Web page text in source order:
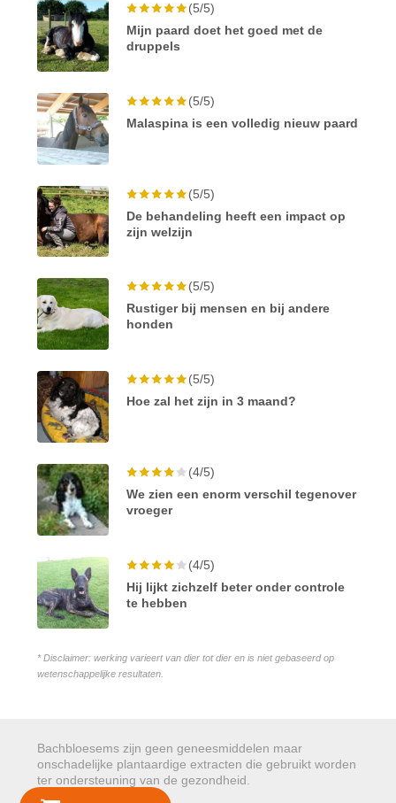
(5/5)
Mijn paard doet het goed met de
druppels
(5/5)
Malaspina is een volledig nieuw paard
(5/5)
De behandeling heeft een impact op
zijn welzijn
(5/5)
Rustiger bij mensen en bij andere
honden
(5/5)
Hoe zal het zijn in 3 maand?
(4/5)
We zien een enorm verschil tegenover
vroeger
(4/5)
Hij lijkt zichzelf beter onder controle
te hebben
* Disclaimer: werking varieert van dier tot dier en is niet gebaseerd op
wetenschappelijke resultaten.
Bachbloesems zijn geen geneesmiddelen maar
onschadelijke plantaardige extracten die gebruikt worden
ter ondersteuning van de gezondheid.